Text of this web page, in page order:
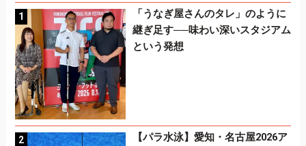
「うなぎ屋さんのタレ」のように
継ぎ足す──味わい深いスタジアム
という発想
【パラ水泳】愛知・名古屋2026ア